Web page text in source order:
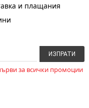
и плащания
за всички промоции